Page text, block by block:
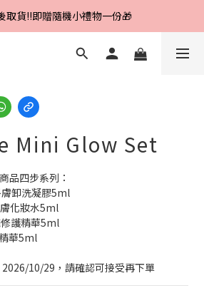
募中，首購、回購皆贈100元
取貨‼️即贈隨機小禮物一份🎁
募中，首購、回購皆贈100元
Mini Glow Set
品四步系列：
卸洗凝膠5ml
化妝水5ml
護精華5ml
華5ml
10/29，請確認可接受再下單